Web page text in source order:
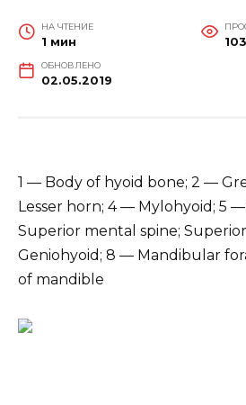
НА ЧТЕНИЕ
1 мин 103
ОБНОВЛЕНО
02.05.2019
1 — Body of hyoid bone; 2 —
Lesser horn; 4 — Mylohyoid; 5
Superior mental spine;
Geniohyoid; 8 — Mandibular
of mandible